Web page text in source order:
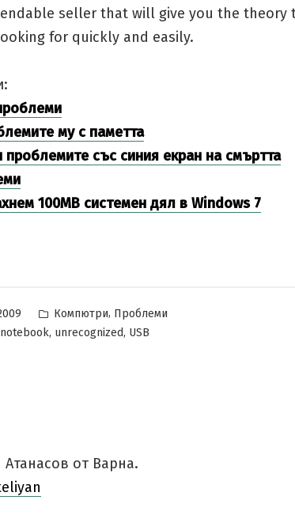
seller that will give you the theory
for quickly and easily.
му с паметта
проблемите със синия екран на смъртта
100MB системен дял в Windows 7
Posted
in
Компютри, Проблеми
notebook, unrecognized, USB
от Варна.